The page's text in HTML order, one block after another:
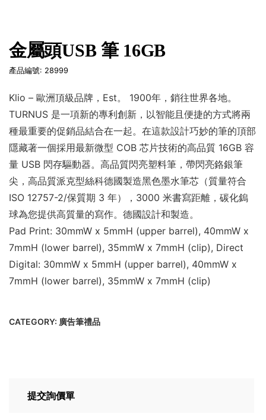
金屬頭USB 筆 16GB
產品編號: 28999
Klio – 歐洲頂級品牌，Est。 1900年，銷往世界各地。
TURNUS 是一項新的專利創新，以智能且便捷的方式將兩
種最重要的促銷品結合在一起。在這款設計巧妙的筆的頂部
隱藏著一個採用最新微型 COB 芯片技術的高品質 16GB 容
量 USB 閃存驅動器。高品質閃亮塑料筆，帶閃亮鉻銀筆
尖，高品質派克型絲科德國製造黑色墨水筆芯（質量符合
ISO 12757-2/保質期 3 年），3000 米書寫距離，碳化鎢
球為您提供高質量的寫作。德國設計和製造。
Pad Print: 30mmW x 5mmH (upper barrel), 40mmW x
7mmH (lower barrel), 35mmW x 7mmH (clip), Direct
Digital: 30mmW x 5mmH (upper barrel), 40mmW x
7mmH (lower barrel), 35mmW x 7mmH (clip)
CATEGORY: 廣告筆禮品
提交詢價單